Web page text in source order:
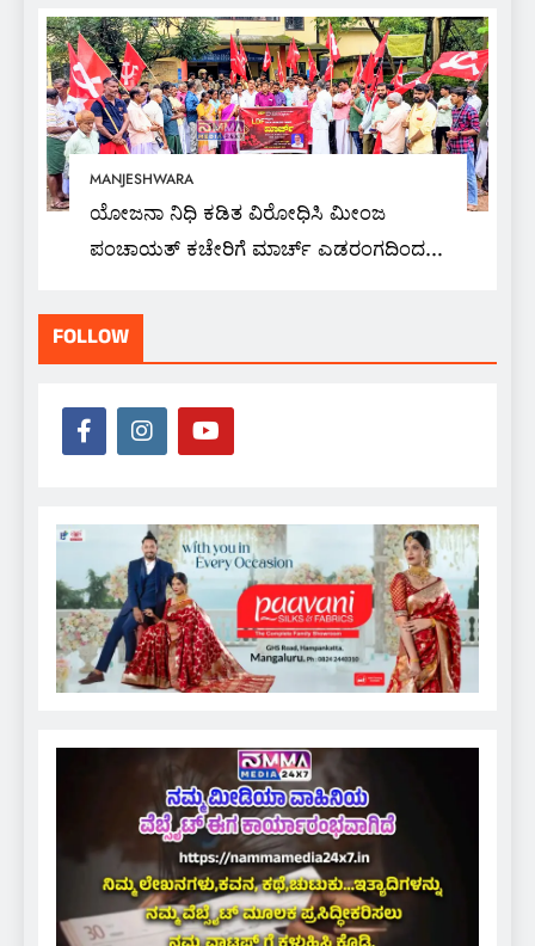
MANJESHWARA
ಯೋಜನಾ ನಿಧಿ ಕಡಿತ ವಿರೋಧಿಸಿ ಮೀಂಜ
ಪಂಚಾಯತ್ ಕಚೇರಿಗೆ ಮಾರ್ಚ್ ಎಡರಂಗದಿಂದ
FOLLOW